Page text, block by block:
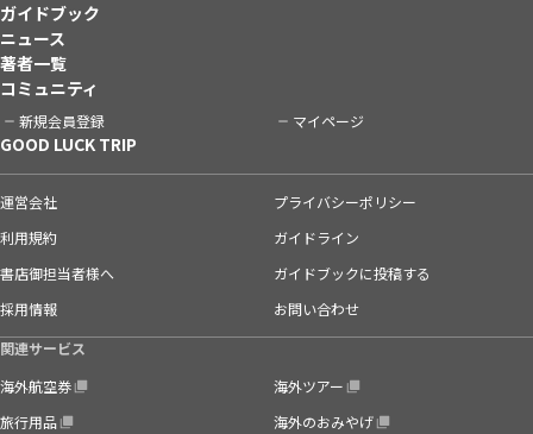
ガイドブック
ニュース
著者一覧
コミュニティ
新規会員登録 マイページ
GOOD LUCK TRIP
運営会社
プライバシーポリシー
利用規約
ガイドライン
書店御担当者様へ
ガイドブックに投稿する
採用情報
お問い合わせ
関連サービス
海外航空券
海外ツアー
旅行用品
海外のおみやげ